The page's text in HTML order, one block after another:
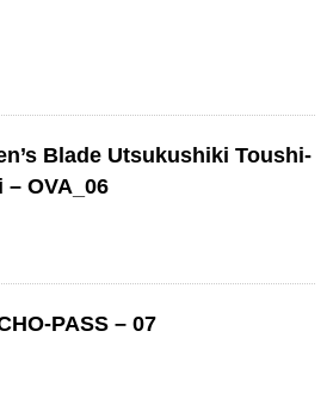
Blade Utsukushiki Toushi-
– OVA_06
PASS – 07